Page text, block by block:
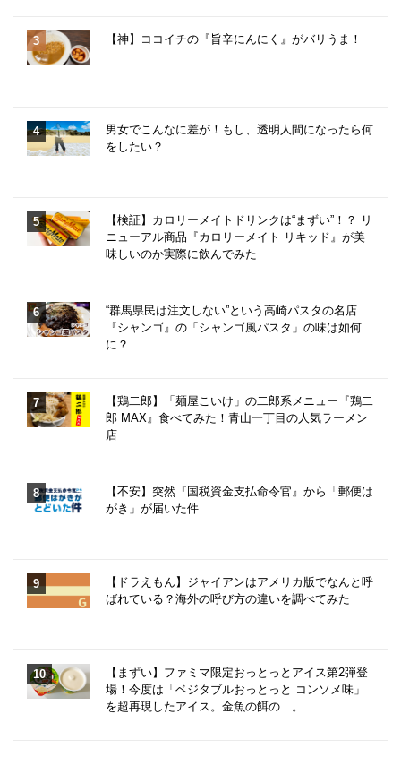
【神】ココイチの『旨辛にんにく』がバリうま！
男女でこんなに差が！もし、透明人間になったら何
をしたい？
【検証】カロリーメイトドリンクは“まずい”！？ リ
ニューアル商品『カロリーメイト リキッド』が美
味しいのか実際に飲んでみた
“群馬県民は注文しない”という高崎パスタの名店
『シャンゴ』の「シャンゴ風パスタ」の味は如何
に？
【鶏二郎】「麺屋こいけ」の二郎系メニュー『鶏二
郎 MAX』食べてみた！青山一丁目の人気ラーメン
店
【不安】突然『国税資金支払命令官』から「郵便は
がき」が届いた件
【ドラえもん】ジャイアンはアメリカ版でなんと呼
ばれている？海外の呼び方の違いを調べてみた
【まずい】ファミマ限定おっとっとアイス第2弾登
場！今度は「ベジタブルおっとっと コンソメ味」
を超再現したアイス。金魚の餌の…。